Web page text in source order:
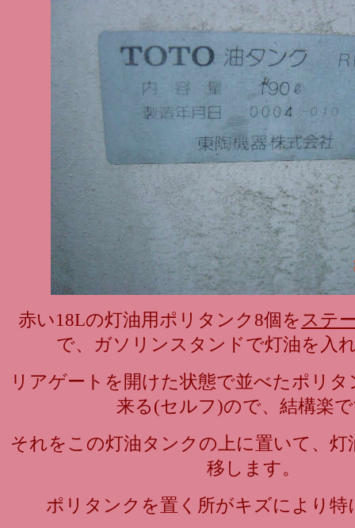
赤い18Lの灯油用ポリタンク8個を ステ
で、ガソリンスタンドで灯油を入
リアゲートを開けた状態で並べたポリ
来る(セルフ)ので、結構楽
それをこの灯油タンクの上に置いて、灯
移します。
ポリタンクを置く所がキズにより特